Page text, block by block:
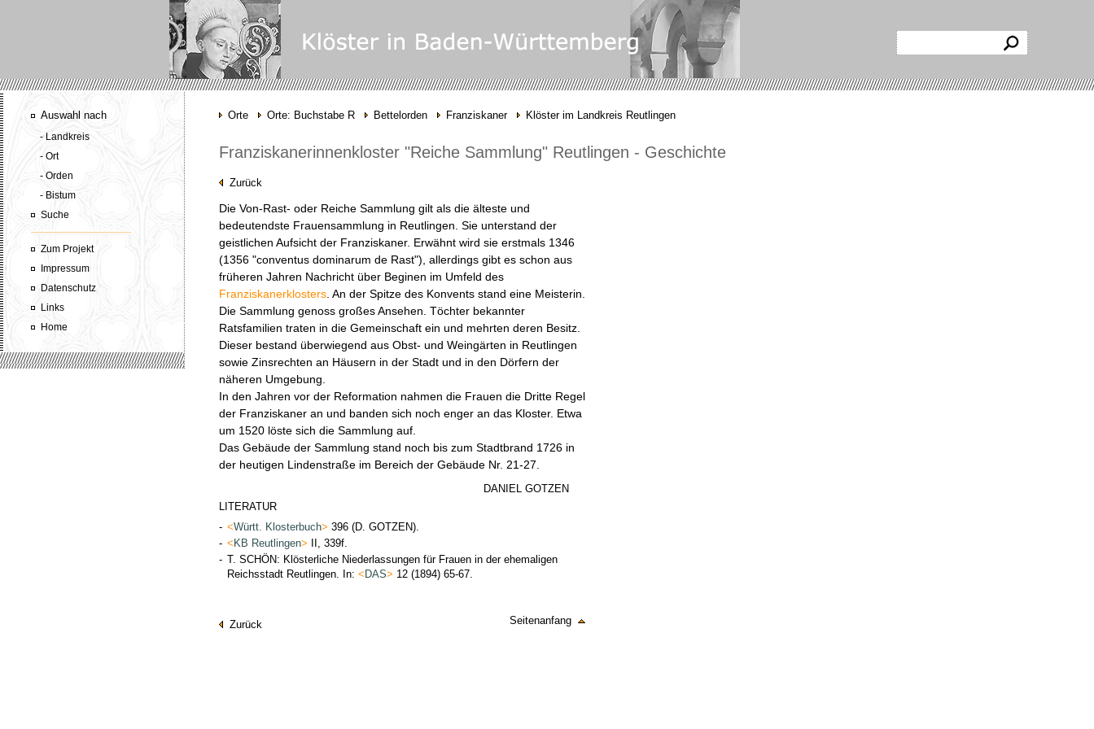
Auswahl nach
- Landkreis
- Ort
- Orden
- Bistum
Suche
Zum Projekt
Impressum
Datenschutz
Links
Home
Orte Orte: Buchstabe R Bettelorden Franziskaner Klöster im Landkreis Reutlingen
Franziskanerinnenkloster "Reiche Sammlung" Reutlingen - Geschichte
Zurück
Die Von-Rast- oder Reiche Sammlung gilt als die älteste und
bedeutendste Frauensammlung in Reutlingen. Sie unterstand der
geistlichen Aufsicht der Franziskaner. Erwähnt wird sie erstmals 1346
(1356 "conventus dominarum de Rast"), allerdings gibt es schon aus
früheren Jahren Nachricht über Beginen im Umfeld des
Franziskanerklosters. An der Spitze des Konvents stand eine Meisterin.
Die Sammlung genoss großes Ansehen. Töchter bekannter
Ratsfamilien traten in die Gemeinschaft ein und mehrten deren Besitz.
Dieser bestand überwiegend aus Obst- und Weingärten in Reutlingen
sowie Zinsrechten an Häusern in der Stadt und in den Dörfern der
näheren Umgebung.
In den Jahren vor der Reformation nahmen die Frauen die Dritte Regel
der Franziskaner an und banden sich noch enger an das Kloster. Etwa
um 1520 löste sich die Sammlung auf.
Das Gebäude der Sammlung stand noch bis zum Stadtbrand 1726 in
der heutigen Lindenstraße im Bereich der Gebäude Nr. 21-27.
DANIEL GOTZEN
LITERATUR
- <Württ. Klosterbuch> 396 (D. GOTZEN).
- < KB Reutlingen> II, 339f.
- T. SCHÖN: Klösterliche Niederlassungen für Frauen in der ehemaligen
Reichsstadt Reutlingen. In: < DAS> 12 (1894) 65-67.
Zurück Seitenanfang